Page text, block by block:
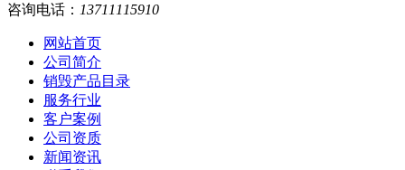
咨询电话： 13711115910
网站首页
公司简介
销毁产品目录
服务行业
客户案例
公司资质
新闻资讯